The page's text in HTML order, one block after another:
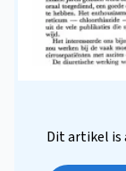
Dit artikel is